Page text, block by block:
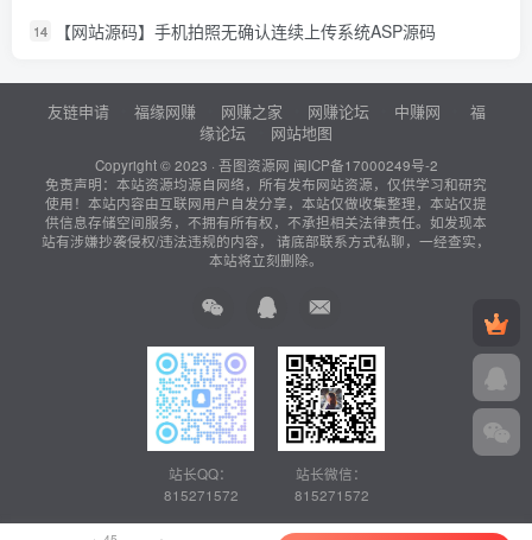
14 【网站源码】手机拍照无确认连续上传系统ASP源码
友链申请 福缘网赚 网赚之家 网赚论坛 中赚网
福
缘论坛
网站地图
Copyright © 2023 · 吾图资源网 闽ICP备17000249号-2
免责声明：本站资源均源自网络，所有发布网站资源，仅供学习和研究
使用！本站内容由互联网用户自发分享，本站仅做收集整理，本站仅提
供信息存储空间服务，不拥有所有权，不承担相关法律责任。如发现本
站有涉嫌抄袭侵权/违法违规的内容， 请底部联系方式私聊，一经查实，
本站将立刻删除。
站长QQ：
815271572
站长微信：
815271572